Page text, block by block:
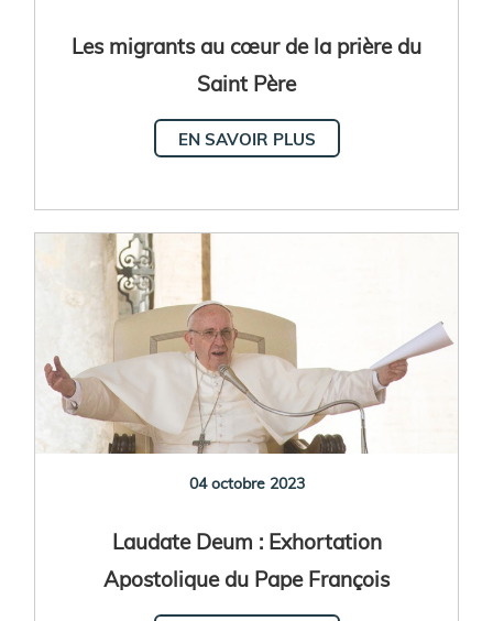
Les migrants au cœur de la prière du
Saint Père
EN SAVOIR PLUS
04 octobre 2023
Laudate Deum : Exhortation
Apostolique du Pape François